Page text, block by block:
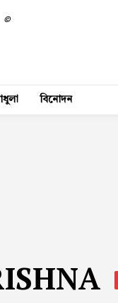
©
বিনোদন